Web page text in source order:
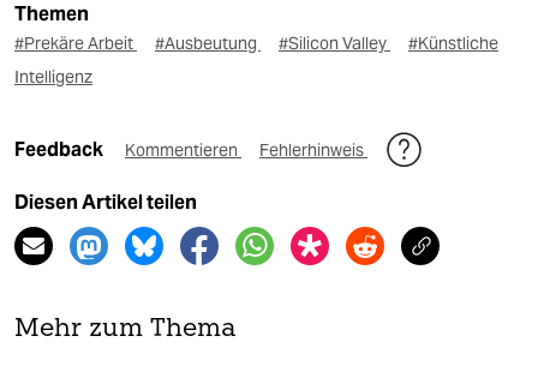
Themen
#Prekäre Arbeit #Ausbeutung #Silicon Valley
#Künstliche
Intelligenz
Feedback Kommentieren Fehlerhinweis
Diesen Artikel teilen
Mehr zum Thema